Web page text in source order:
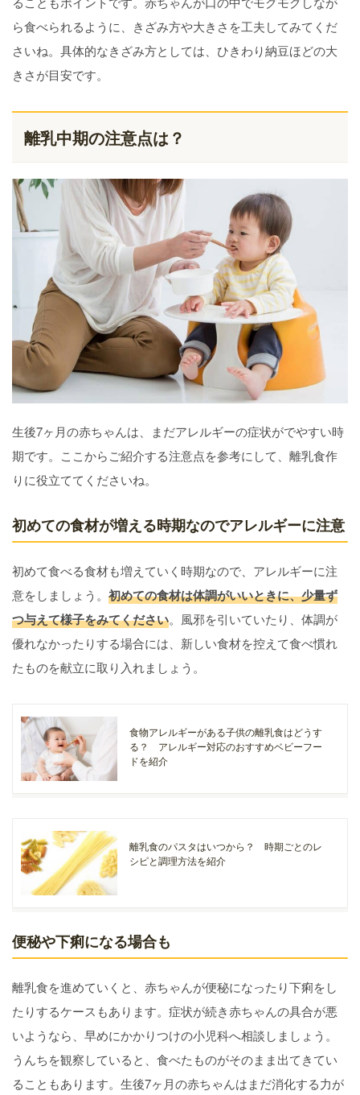
ら食べられるように、きざみ方や大きさを工夫してみてくだ
さいね。具体的なきざみ方としては、ひきわり納豆ほどの大
きさが目安です。
離乳中期の注意点は？
生後7ヶ月の赤ちゃんは、まだアレルギーの症状がでやすい時
期です。ここからご紹介する注意点を参考にして、離乳食作
りに役立ててくださいね。
初めての食材が増える時期なのでアレルギーに注意
初めて食べる食材も増えていく時期なので、アレルギーに注
意をしましょう。 初めての食材は体調がいいときに、少量ず
つ与えて様子をみてください。風邪を引いていたり、体調が
優れなかったりする場合には、新しい食材を控えて食べ慣れ
たものを献立に取り入れましょう。
食物アレルギーがある子供の離乳食はどうす
る？ アレルギー対応のおすすめベビーフー
ドを紹介
離乳食のパスタはいつから？ 時期ごとのレ
シピと調理方法を紹介
便秘や下痢になる場合も
離乳食を進めていくと、赤ちゃんが便秘になったり下痢をし
たりするケースもあります。症状が続き赤ちゃんの具合が悪
いようなら、早めにかかりつけの小児科へ相談しましょう。
うんちを観察していると、食べたものがそのまま出てきてい
ることもあります。生後7ヶ月の赤ちゃんはまだ消化する力が